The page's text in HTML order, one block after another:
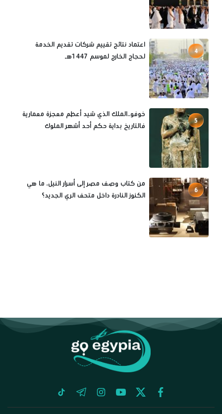
4
اعتماد نتائج تقييم شركات تقديم الخدمة
لحجاج الخارج لموسم 1447هـ
5
خوفو..الملك الذي شيد أعظم معجزة معمارية
فالتاريخ بداية حكم أحد أشهر الملوك
6
من كتاب وصف مصر إلى أسرار النيل، ما هي
الكنوز النادرة داخل متحف الري الجديد؟
facebook
twitter
youtube
instagram
telegram
tiktok